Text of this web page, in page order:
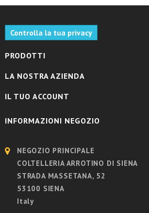
Controlla la tua privacy
PRODOTTI
LA NOSTRA AZIENDA
IL TUO ACCOUNT
INFORMAZIONI NEGOZIO
NEGOZIO PRINCIPALE
COLTELLERIA ARROTINO DI SIENA
STRADA MASSETANA, 52
53100 SIENA
Italy